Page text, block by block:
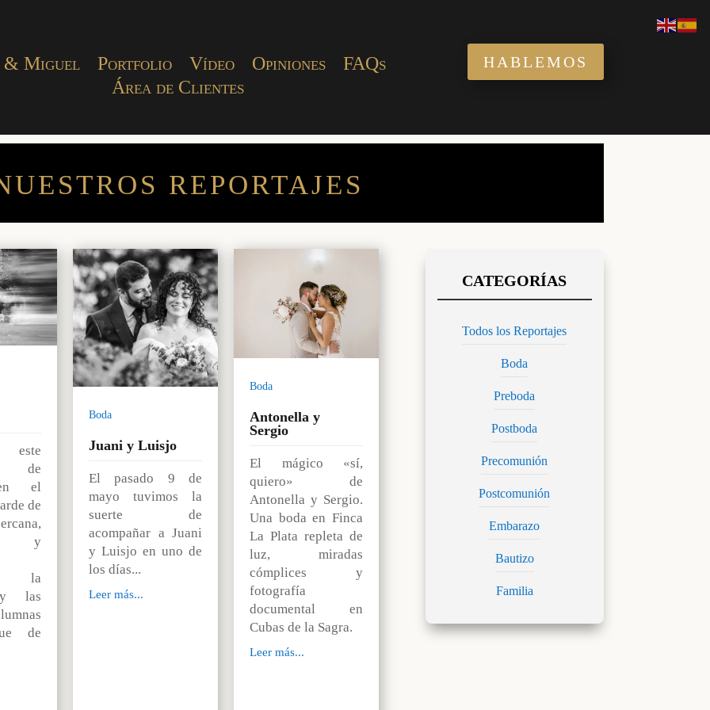
& Miguel Portfolio Vídeo Opiniones
FAQs
Área de Clientes
HABLEMOS
REPORTAJES
este
de
el
de
y
la
y las
de
Boda
Juani y Luisjo
El pasado 9 de
mayo tuvimos la
suerte de
acompañar a Juani
y Luisjo en uno de
los días...
Leer más...
Boda
Antonella y
Sergio
El mágico «sí,
quiero» de
Antonella y Sergio.
Una boda en Finca
La Plata repleta de
luz, miradas
cómplices y
fotografía
documental en
Cubas de la Sagra.
Leer más...
Todos los Reportajes
Boda
Preboda
Postboda
Precomunión
Postcomunión
Embarazo
Bautizo
Familia